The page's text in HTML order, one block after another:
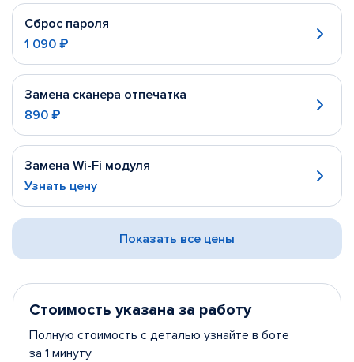
Сброс пароля
1 090 ₽
Замена сканера отпечатка
890 ₽
Замена Wi-Fi модуля
Узнать цену
Показать все цены
Стоимость указана за работу
Полную стоимость с деталью узнайте в боте
за 1 минуту